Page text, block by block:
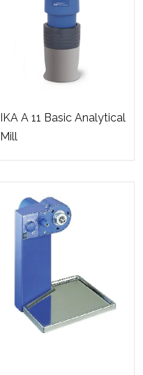
IKA A 11 Basic Analytical
Mill